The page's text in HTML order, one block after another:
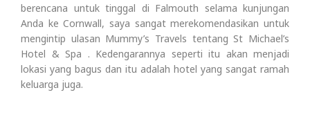
berencana untuk tinggal di Falmouth selama kunjungan
Anda ke Cornwall, saya sangat merekomendasikan untuk
mengintip ulasan Mummy’s Travels tentang St Michael’s
Hotel & Spa . Kedengarannya seperti itu akan menjadi
lokasi yang bagus dan itu adalah hotel yang sangat ramah
keluarga juga.